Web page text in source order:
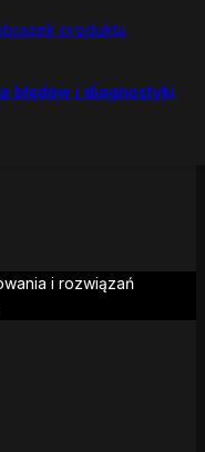
błędów i diagnostyki
i rozwiązań